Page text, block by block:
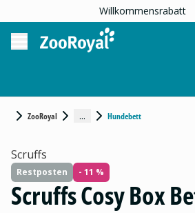
Willkommensrabatt
ZooRoyal ... Hundebett
Scruffs
Restposten
- 11 %
Scruffs Cosy Box